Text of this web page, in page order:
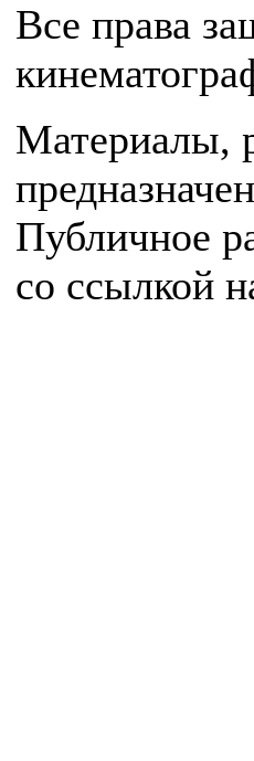
Все права
Материалы,
Публичное
со ссылкой